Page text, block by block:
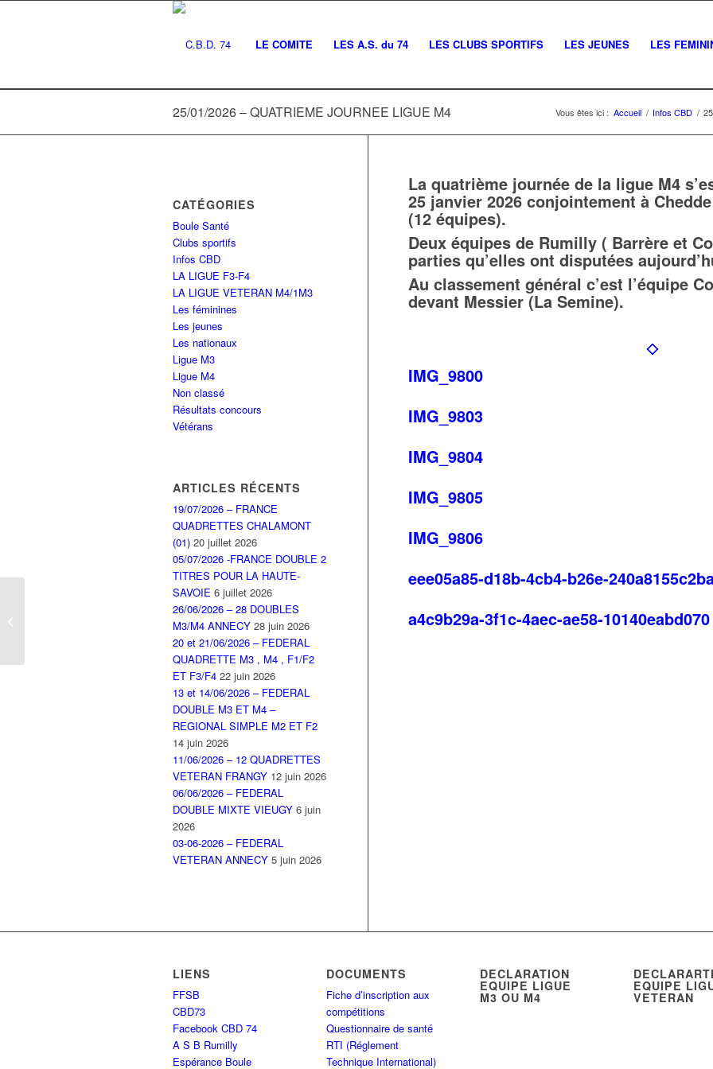
LE COMITE LES A.S. du 74 LES CLUBS SPORTIFS LES JEUNES LES
25/01/2026 – QUATRIEME JOURNEE LIGUE M4 Vous êtes ici : Accueil / Infos CBD /
La quatrième journée de la ligue M4
25 janvier 2026 conjointement à
(12 équipes).
Deux équipes de Rumilly ( Barrère et
parties qu’elles ont disputées
Au classement général c’est l’équipe
devant Messier (La Semine).
IMG_9800
IMG_9803
IMG_9804
IMG_9805
IMG_9806
eee05a85-d18b-4cb4-b26e-
a4c9b29a-3f1c-4aec-ae58-10140eabd070
CATÉGORIES
Boule Santé
Clubs sportifs
Infos CBD
LA LIGUE F3-F4
LA LIGUE VETERAN M4/1M3
Les féminines
Les jeunes
Les nationaux
Ligue M3
Ligue M4
Non classé
Résultats concours
Vétérans
ARTICLES RÉCENTS
19/07/2026 – FRANCE
QUADRETTES CHALAMONT
(01) 20 juillet 2026
05/07/2026 -FRANCE DOUBLE 2
TITRES POUR LA HAUTE-
SAVOIE 6 juillet 2026
26/06/2026 – 28 DOUBLES
M3/M4 ANNECY 28 juin 2026
20 et 21/06/2026 – FEDERAL
QUADRETTE M3 , M4 , F1/F2
ET F3/F4 22 juin 2026
13 et 14/06/2026 – FEDERAL
DOUBLE M3 ET M4 –
REGIONAL SIMPLE M2 ET F2
14 juin 2026
11/06/2026 – 12 QUADRETTES
VETERAN FRANGY 12 juin 2026
06/06/2026 – FEDERAL
DOUBLE MIXTE VIEUGY 6 juin
2026
03-06-2026 – FEDERAL
VETERAN ANNECY 5 juin 2026
LIENS
FFSB
CBD73
Facebook CBD 74
A S B Rumilly
Espérance Boule
DOCUMENTS
Fiche d’inscription aux
compétitions
Questionnaire de santé
RTI (Réglement
Technique International)
DECLARATION
EQUIPE LIGUE
M3 OU M4
EQUIPE
VETERAN